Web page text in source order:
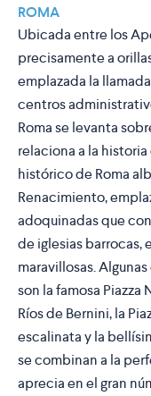
ROMA
Ubicada entre los
precisamente a
emplazada la
centros
Roma se levanta
relaciona a la
histórico de Roma
Renacimiento,
adoquinadas que
de iglesias barrocas,
maravillosas.
son la famosa Piazza
Ríos de Bernini, la
escalinata y la
se combinan a la
aprecia en el gran